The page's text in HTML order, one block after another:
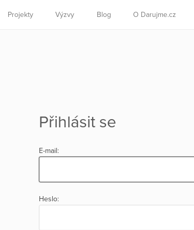
Projekty Výzvy Blog O Darujme.cz
Přihlásit se
E-mail:
Heslo: